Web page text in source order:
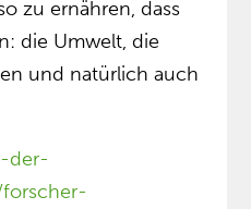
zu ernähren, dass
die Umwelt, die
und natürlich auch
der-